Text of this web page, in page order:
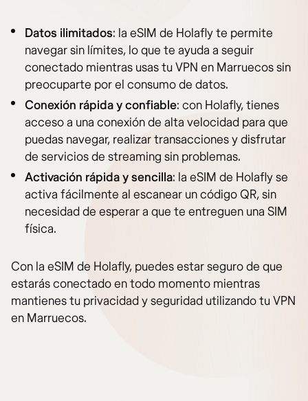
Datos ilimitados: la eSIM de Holafly te permite
navegar sin límites, lo que te ayuda a seguir
conectado mientras usas tu VPN en Marruecos sin
preocuparte por el consumo de datos.
Conexión rápida y confiable: con Holafly, tienes
acceso a una conexión de alta velocidad para que
puedas navegar, realizar transacciones y disfrutar
de servicios de streaming sin problemas.
Activación rápida y sencilla: la eSIM de Holafly se
activa fácilmente al escanear un código QR, sin
necesidad de esperar a que te entreguen una SIM
física.
Con la eSIM de Holafly, puedes estar seguro de que
estarás conectado en todo momento mientras
mantienes tu privacidad y seguridad utilizando tu VPN
en Marruecos.